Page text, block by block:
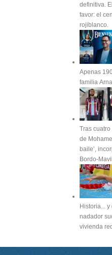
definitiva.
favor: el
rojiblanco.
Apenas
familia
Tras
de
baile’,
Bordo-
Historia...
nadador
vivienda